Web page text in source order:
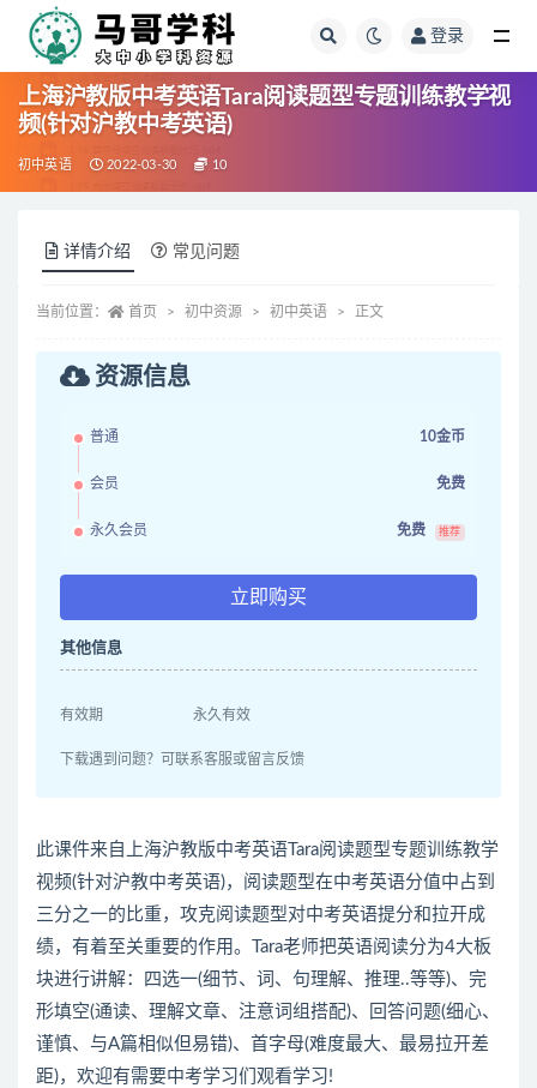
登录
上海沪教版中考英语Tara阅读题型专题训练教学视
频(针对沪教中考英语)
初中英语 2022-03-30 10
详情介绍 常见问题
当前位置： 首页 初中资源 初中英语 正文
资源信息
普通 10金币
会员 免费
永久会员 免费 推荐
立即购买
其他信息
有效期 永久有效
下载遇到问题？可联系客服或留言反馈
此课件来自上海沪教版中考英语Tara阅读题型专题训练教学
视频(针对沪教中考英语)，阅读题型在中考英语分值中占到
三分之一的比重，攻克阅读题型对中考英语提分和拉开成
绩，有着至关重要的作用。Tara老师把英语阅读分为4大板
块进行讲解：四选一(细节、词、句理解、推理..等等)、完
形填空(通读、理解文章、注意词组搭配)、回答问题(细心、
谨慎、与A篇相似但易错)、首字母(难度最大、最易拉开差
距)，欢迎有需要中考学习们观看学习!
全部